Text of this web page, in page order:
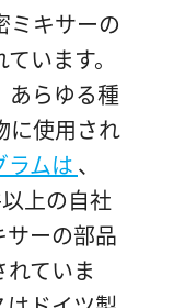
ミキサーの
います。
あらゆる種
に使用され
ラムは 、
上の自社
サーの部品
れていま